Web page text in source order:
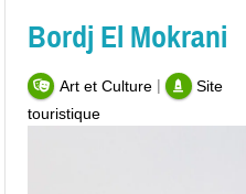
Bordj El Mokrani
Art et Culture|
Site
touristique